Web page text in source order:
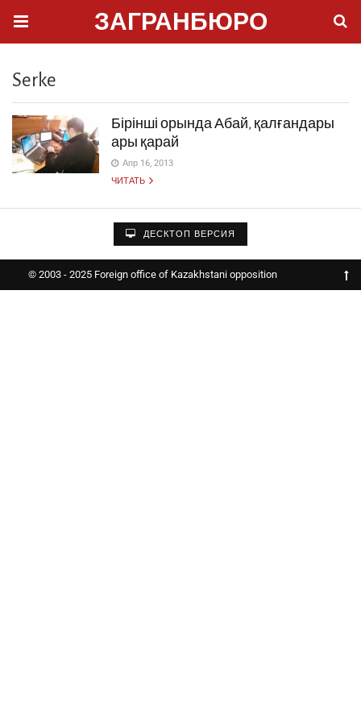
ЗАГРАНБЮРО
Serke
Бірінші орында Абай, қалғандары
ары қарай
Апр 16, 2013
ЧИТАТЬ
ДЕСКТОП ВЕРСИЯ
© 2003 - 2025 Foreign office of Kazakhstani opposition